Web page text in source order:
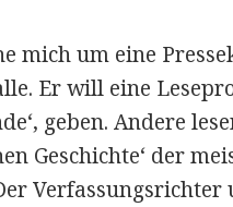
mich um eine
Er will eine
geben. Andere
Geschichte‘ der